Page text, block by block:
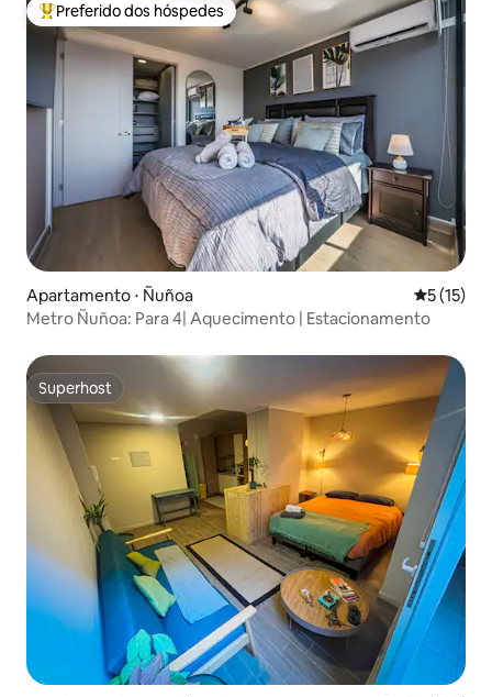
Entre os melhores preferidos dos hóspedes
Preferido dos hóspedes
Apartamento ⋅ Ñuñoa 5 de uma
5 (15)
Metro Ñuñoa: Para 4| Aquecimento | Estacionamento
Superhost
Superhost